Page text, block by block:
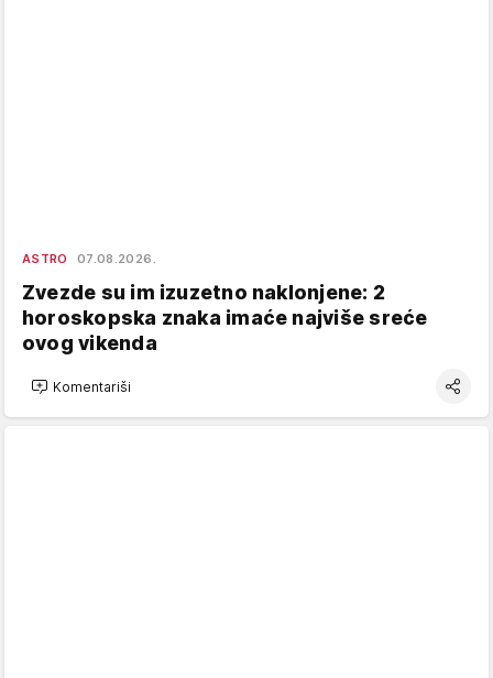
ASTRO 07.08.2026.
Zvezde su im izuzetno naklonjene: 2
horoskopska znaka imaće najviše sreće
ovog vikenda
Komentariši